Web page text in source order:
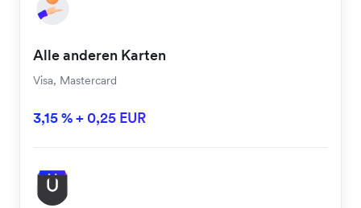
Alle anderen Karten
Visa, Mastercard
3,15 % + 0,25 EUR